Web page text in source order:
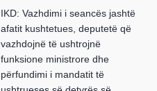
IKD: Vazhdimi i seancës jashtë
afatit kushtetues, deputetë që
vazhdojnë të ushtrojnë
funksione ministrore dhe
përfundimi i mandatit të